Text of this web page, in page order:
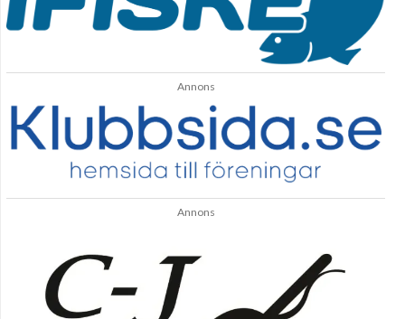
Annons
Annons